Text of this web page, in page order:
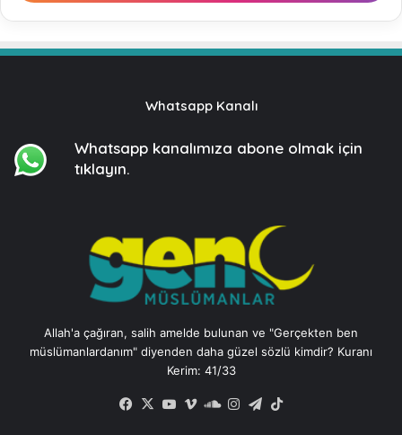
Whatsapp Kanalı
Whatsapp kanalımıza abone olmak için
tıklayın.
Allah'a çağıran, salih amelde bulunan ve "Gerçekten ben
müslümanlardanım" diyenden daha güzel sözlü kimdir? Kuranı
Kerim: 41/33
Facebook
X YouTube
VimeoSoundCloud
Instagram
Telegram